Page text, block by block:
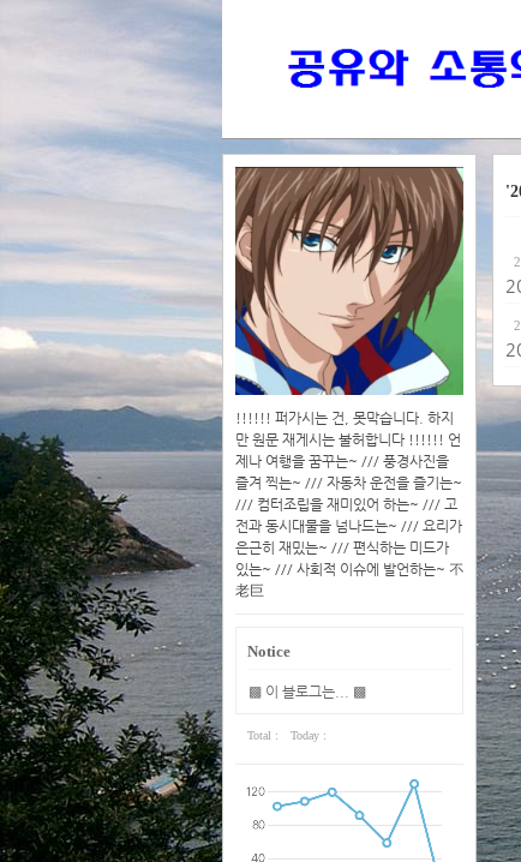
!!!!!! 퍼가시는 건, 못막습니다. 하지
만 원문 재게시는 불허합니다 !!!!!! 언
제나 여행을 꿈꾸는~ /// 풍경사진을
즐겨 찍는~ /// 자동차 운전을 즐기는~
/// 컴터조립을 재미있어 하는~ /// 고
전과 동시대물을 넘나드는~ /// 요리가
은근히 재밌는~ /// 편식하는 미드가
있는~ /// 사회적 이슈에 발언하는~ 不
老巨
Notice
▩ 이 블로그는... ▩
Total : Today :